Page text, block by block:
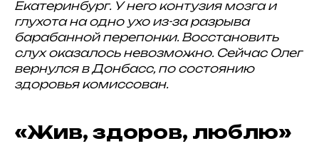
Екатеринбург. У него контузия мозга и
глухота на одно ухо из-за разрыва
барабанной перепонки. Восстановить
слух оказалось невозможно. Сейчас Олег
вернулся в Донбасс, по состоянию
здоровья комиссован.
«Жив, здоров, люблю»